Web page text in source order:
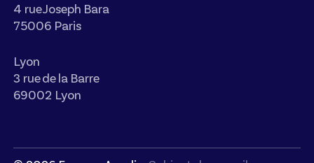
4 rue Joseph Bara
75006 Paris
Lyon
3 rue de la Barre
69002 Lyon